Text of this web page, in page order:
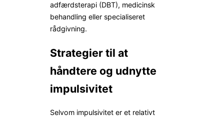
adfærdsterapi (DBT), medicinsk
behandling eller specialiseret
rådgivning.
Strategier til at
håndtere og udnytte
impulsivitet
Selvom impulsivitet er et relativt